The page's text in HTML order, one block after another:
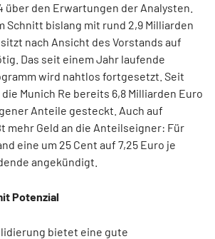
über den Erwartungen der Analysten.
Schnitt bislang mit rund 2,9 Milliarden
nach Ansicht des Vorstands auf
Das seit einem Jahr laufende
wird nahtlos fortgesetzt. Seit
Munich Re bereits 6,8 Milliarden Euro
Anteile gesteckt. Auch auf
mehr Geld an die Anteilseigner: Für
eine um 25 Cent auf 7,25 Euro je
angekündigt.
Potenzial
bietet eine gute